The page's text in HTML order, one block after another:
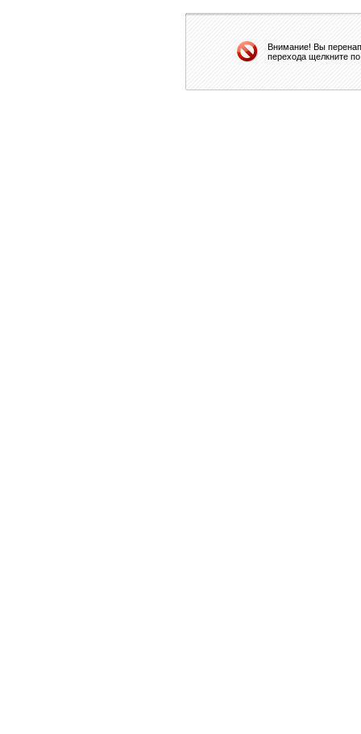
Внимание! Вы
перехода щелкните